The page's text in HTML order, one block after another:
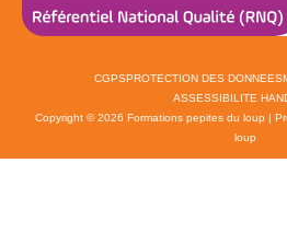
CGPSPROTECTION DES DONNEES
ASSESSIBILITE
Copyright © 2026 Formations pepites du loup |
loup